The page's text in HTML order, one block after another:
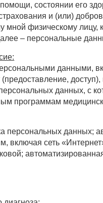
состоянии его
и (или)
физическому лицу,
– персональные
данными,
данных, с
программам
персональных данных;
сеть